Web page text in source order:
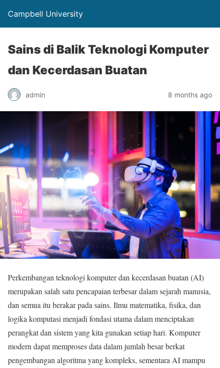
Campbell University
Sains di Balik Teknologi Komputer
dan Kecerdasan Buatan
admin 8 months ago
Perkembangan teknologi komputer dan kecerdasan buatan (AI)
merupakan salah satu pencapaian terbesar dalam sejarah manusia,
dan semua itu berakar pada sains. Ilmu matematika, fisika, dan
logika komputasi menjadi fondasi utama dalam menciptakan
perangkat dan sistem yang kita gunakan setiap hari. Komputer
modern dapat memproses data dalam jumlah besar berkat
pengembangan algoritma yang kompleks, sementara AI mampu